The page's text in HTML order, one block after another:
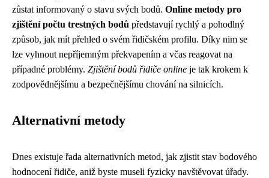
zůstat informovaný o stavu svých bodů. Online metody pro
zjištění počtu trestných bodů představují rychlý a pohodlný
způsob, jak mít přehled o svém řidičském profilu. Díky nim se
lze vyhnout nepříjemným překvapením a včas reagovat na
případné problémy. Zjištění bodů řidiče online je tak krokem k
zodpovědnějšímu a bezpečnějšímu chování na silnicích.
Alternativní metody
Dnes existuje řada alternativních metod, jak zjistit stav bodového
hodnocení řidiče, aniž byste museli fyzicky navštěvovat úřady.